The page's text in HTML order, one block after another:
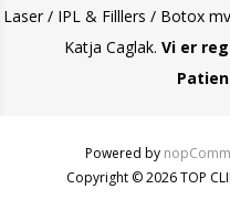
Laser / IPL & Filllers / Botox
Katja Caglak. Vi er
Powered by
Copyright © 2026 TOP